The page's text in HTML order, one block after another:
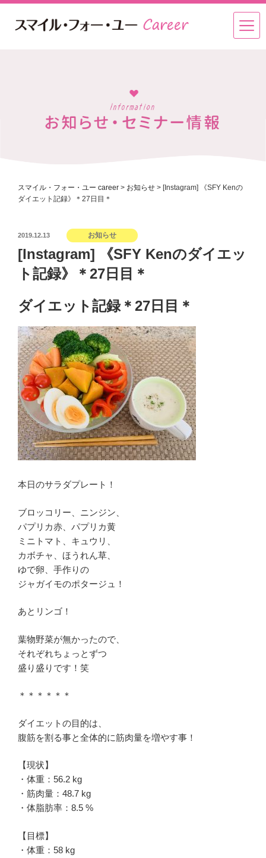
スマイル・フォー・ユー career > お知らせ > [Instagram] 《SFY Kenの
ダイエット記録》＊27日目＊
投
2019.12.13 お知らせ
[Instagram] 《SFY Kenのダイエッ
ト記録》＊27日目＊
ダイエット記録＊27日目＊
本日のサラダプレート！
ブロッコリー、ニンジン、
パプリカ赤、パプリカ黄
ミニトマト、キュウリ、
カボチャ、ほうれん草、
ゆで卵、手作りの
ジャガイモのポタージュ！
あとリンゴ！
葉物野菜が無かったので、
それぞれちょっとずつ
盛り盛りです！笑
＊＊＊＊＊＊
ダイエットの目的は、
腹筋を割る事と全体的に筋肉量を増やす事！
【現状】
・体重：56.2 kg
・筋肉量：48.7 kg
・体脂肪率：8.5 %
【目標】
・体重：58 kg